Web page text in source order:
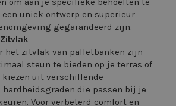
een uniek ontwerp en superieur
gegarandeerd zijn.
het zitvlak van palletbanken zijn
steun te bieden op je terras of
kiezen uit verschillende
die passen bij je
Voor verbeterd comfort en